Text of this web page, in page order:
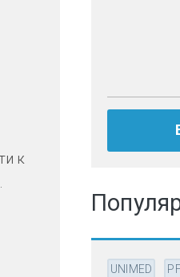
к
UNIMED